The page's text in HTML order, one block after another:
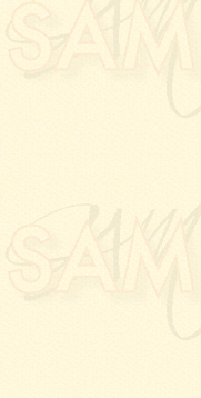
Salon
à la
jury du
aux